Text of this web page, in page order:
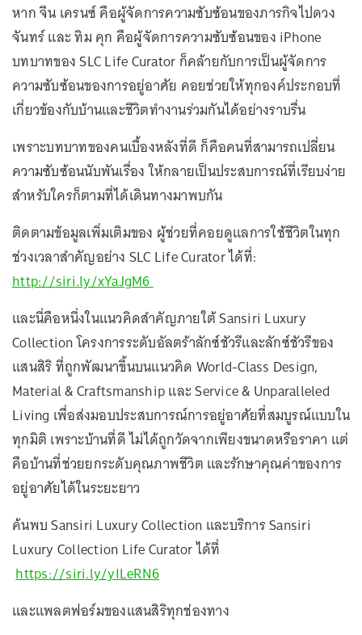
หาก จีน เครนซ์ คือผู้จัดการความซับซ้อนของภารกิจไปดวง
จันทร์ และ ทิม คุก คือผู้จัดการความซับซ้อนของ iPhone
บทบาทของ SLC Life Curator ก็คล้ายกับการเป็นผู้จัดการ
ความซับซ้อนของการอยู่อาศัย คอยช่วยให้ทุกองค์ประกอบที่
เกี่ยวข้องกับบ้านและชีวิตทำงานร่วมกันได้อย่างราบรื่น
เพราะบทบาทของคนเบื้องหลังที่ดี ก็คือคนที่สามารถเปลี่ยน
ความซับซ้อนนับพันเรื่อง ให้กลายเป็นประสบการณ์ที่เรียบง่าย
สำหรับใครก็ตามที่ได้เดินทางมาพบกัน
ติดตามข้อมูลเพิ่มเติมของ ผู้ช่วยที่คอยดูแลการใช้ชีวิตในทุก
ช่วงเวลาสำคัญอย่าง SLC Life Curator ได้ที่:
http://siri.ly/xYaJgM6
และนี่คือหนึ่งในแนวคิดสำคัญภายใต้ Sansiri Luxury
Collection โครงการระดับอัลตร้าลักซ์ชัวรีและลักซ์ชัวรีของ
แสนสิริ ที่ถูกพัฒนาขึ้นบนแนวคิด World-Class Design,
Material & Craftsmanship และ Service & Unparalleled
Living เพื่อส่งมอบประสบการณ์การอยู่อาศัยที่สมบูรณ์แบบใน
ทุกมิติ เพราะบ้านที่ดี ไม่ได้ถูกวัดจากเพียงขนาดหรือราคา แต่
คือบ้านที่ช่วยยกระดับคุณภาพชีวิต และรักษาคุณค่าของการ
อยู่อาศัยได้ในระยะยาว
ค้นพบ Sansiri Luxury Collection และบริการ Sansiri
Luxury Collection Life Curator ได้ที่
https://siri.ly/yILeRN6
และแพลตฟอร์มของแสนสิริทุกช่องทาง